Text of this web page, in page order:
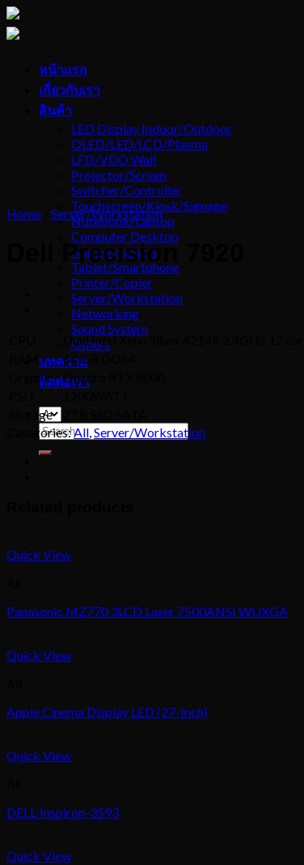
Skip
to
content
หน้าแรก
เกี่ยวกับเรา
สินค้า
LED Display Indoor/Outdoor
OLED/LED/LCD/Plasma
LFD/VDO Wall
Projector/Screen
Switcher/Controller
Touchscreen/Kiosk/Signage
Notebook/Laptop
Computer Desktop
Apple Products
Tablet/Smartphone
Printer/Copier
Server/Workstation
Networking
Sound System
Others
บทความ
ติดต่อเรา
Search
for:
Home Server/Workstation
Dell Precision 7920
Dual Intel Xeon Silver 4214R 2.4GHz 12 core
64 GB DDR4
Graphic
Quadro RTX 8000
Storage
Categories:All,Server/Workstation
Quick View
Panasonic MZ770 3LCD Laser 7500ANSI WUXGA
Quick View
Apple Cinema Display LED (27-Inch)
Quick View
DELL-Inspiron-3593
Quick View